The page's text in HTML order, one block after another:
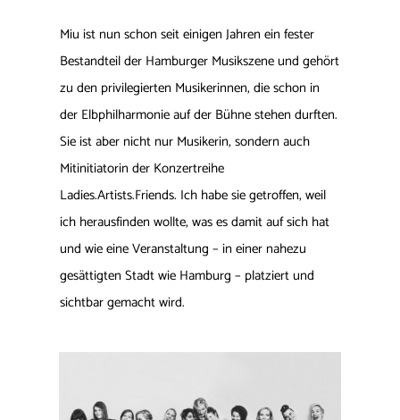
Miu ist nun schon seit einigen Jahren ein fester
Bestandteil der Hamburger Musikszene und gehört
zu den privilegierten Musikerinnen, die schon in
der Elbphilharmonie auf der Bühne stehen durften.
Sie ist aber nicht nur Musikerin, sondern auch
Mitinitiatorin der Konzertreihe
Ladies.Artists.Friends. Ich habe sie getroffen, weil
ich herausfinden wollte, was es damit auf sich hat
und wie eine Veranstaltung – in einer nahezu
gesättigten Stadt wie Hamburg – platziert und
sichtbar gemacht wird.